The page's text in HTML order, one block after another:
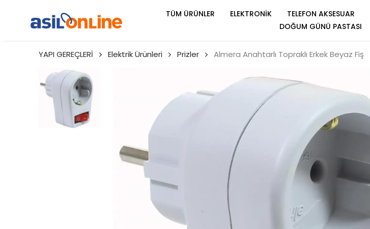
TÜM ÜRÜNLER ELEKTRONİK TELEFON AKSESUAR
DOĞUM GÜNÜ PASTASI
YAPI GEREÇLERİ Elektrik Ürünleri Prizler Almera Anahtarlı Topraklı Erkek Beyaz Fiş